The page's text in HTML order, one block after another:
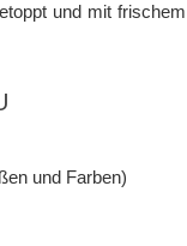
und mit frischem
und Farben)